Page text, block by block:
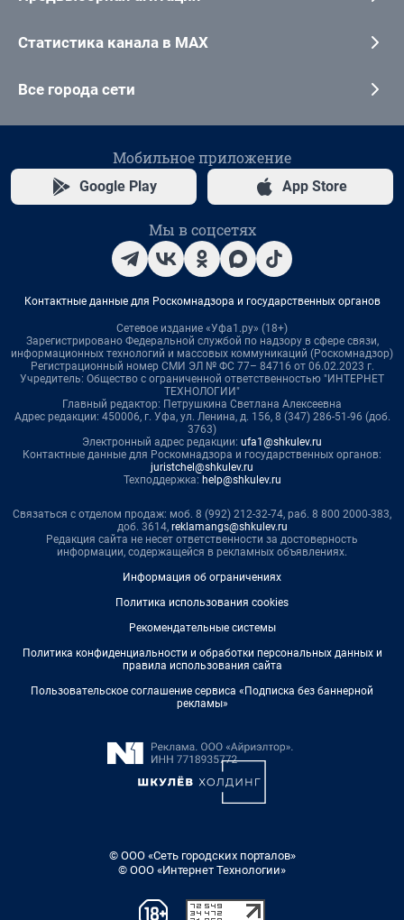
Статистика канала в MAX
Все города сети
Мобильное приложение
Google Play App Store
Мы в соцсетях
Контактные данные для Роскомнадзора и государственных органов
Сетевое издание «Уфа1.ру» (18+)
Зарегистрировано Федеральной службой по надзору в сфере связи,
информационных технологий и массовых коммуникаций (Роскомнадзор)
Регистрационный номер СМИ ЭЛ № ФС 77– 84716 от 06.02.2023 г.
Учредитель: Общество с ограниченной ответственностью "ИНТЕРНЕТ
ТЕХНОЛОГИИ"
Главный редактор: Петрушкина Светлана Алексеевна
Адрес редакции: 450006, г. Уфа, ул. Ленина, д. 156, 8 (347) 286-51-96 (доб.
3763)
Электронный адрес редакции: ufa1@shkulev.ru
Контактные данные для Роскомнадзора и государственных органов:
juristchel@shkulev.ru
Техподдержка: help@shkulev.ru
Связаться с отделом продаж: моб. 8 (992) 212-32-74, раб. 8 800 2000-383,
доб. 3614, reklamangs@shkulev.ru
Редакция сайта не несет ответственности за достоверность
информации, содержащейся в рекламных объявлениях.
Информация об ограничениях
Политика использования cookies
Рекомендательные системы
Политика конфиденциальности и обработки персональных данных и
правила использования сайта
Пользовательское соглашение сервиса «Подписка без баннерной
рекламы»
© ООО «Сеть городских порталов»
© ООО «Интернет Технологии»